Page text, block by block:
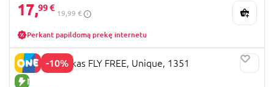
17,99 €
19,99 €
Perkant papildomą prekę internetu
-10%
NAUJA PREKĖ
SARO migdukas FLY FREE, Unique, 1351